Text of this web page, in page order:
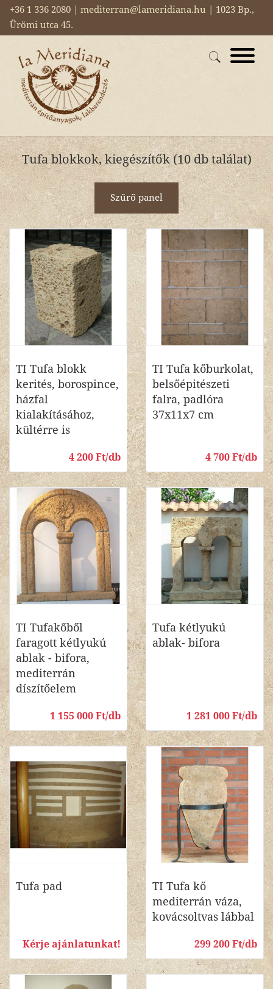
+36 1 336 2080 | mediterran@lameridiana.hu | 1023 Bp.,
Ürömi utca 45.
Tufa blokkok, kiegészítők (10 db találat)
Szűrő panel
TI Tufa blokk
kerités, borospince,
házfal
kialakításához,
kültérre is
4 200 Ft/db
TI Tufa kőburkolat,
belsőépitészeti
falra, padlóra
37x11x7 cm
4 700 Ft/db
TI Tufakőből
faragott kétlyukú
ablak - bifora,
mediterrán
díszítőelem
1 155 000 Ft/db
Tufa kétlyukú
ablak- bifora
1 281 000 Ft/db
Tufa pad
Kérje ajánlatunkat!
TI Tufa kő
mediterrán váza,
kovácsoltvas lábbal
299 200 Ft/db